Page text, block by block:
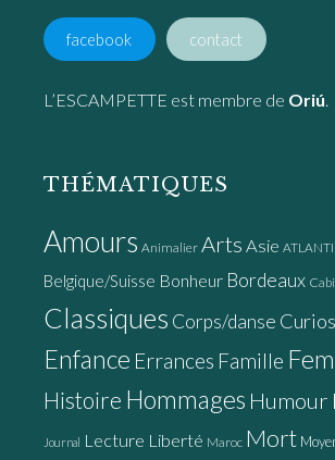
facebook contact
L’ESCAMPETTE est membre de Oriú
THÉMATIQUES
Amours Animalier Arts Asie
Belgique/Suisse Bonheur Bordeaux
Classiques Corps/danse
Enfance Errances Famille
Histoire Hommages Humour
Journal Lecture Liberté Maroc Mort